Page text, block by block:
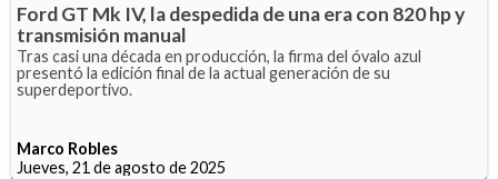
Ford GT Mk IV, la despedida de una era con 820 hp y
transmisión manual
Tras casi una década en producción, la firma del óvalo azul
presentó la edición final de la actual generación de su
superdeportivo.
Marco Robles
Jueves, 21 de agosto de 2025